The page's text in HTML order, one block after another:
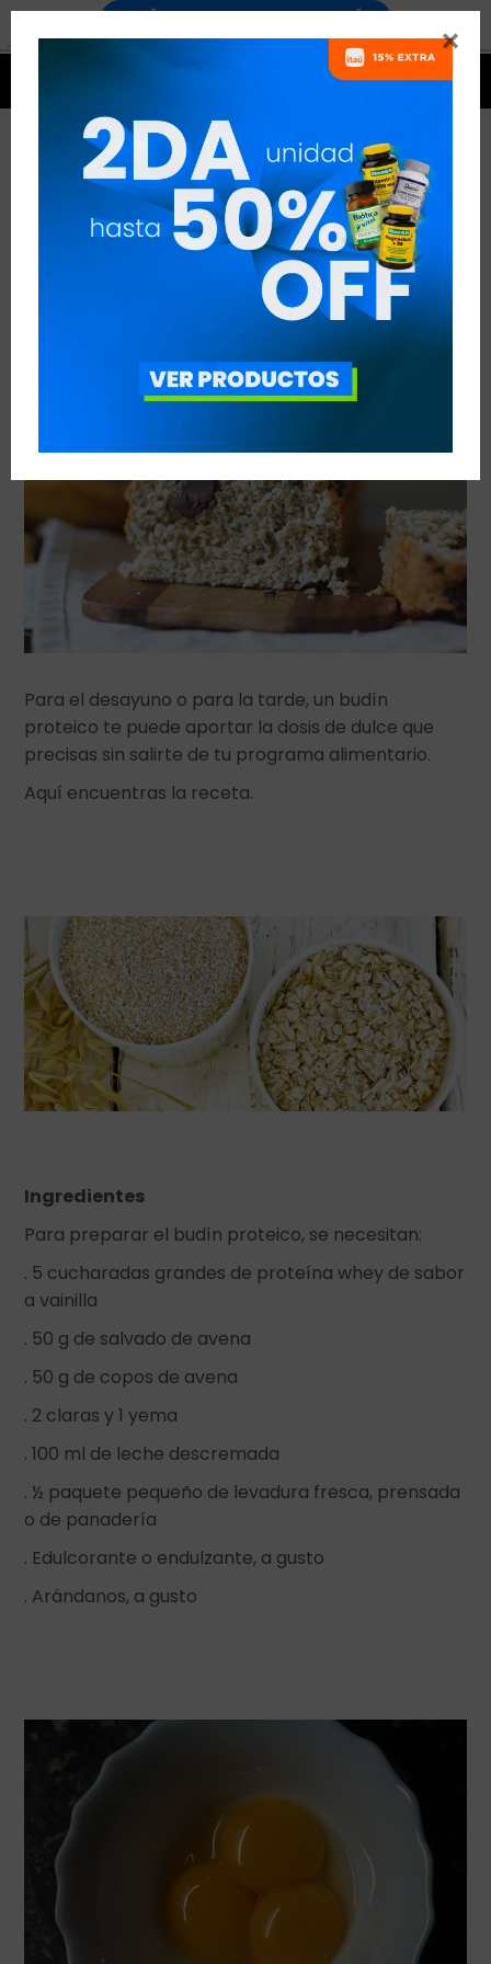

BUDÍN PROTEICO
VER TODAS LAS ENTRADAS
Suplementación
Para el desayuno o para la tarde, un budín
proteico te puede aportar la dosis de dulce que
precisas sin salirte de tu programa alimentario.
Aquí encuentras la receta.
Ingredientes
Para preparar el budín proteico, se necesitan:
. 5 cucharadas grandes de proteína whey de sabor
a vainilla
. 50 g de salvado de avena
. 50 g de copos de avena
. 2 claras y 1 yema
. 100 ml de leche descremada
. ½ paquete pequeño de levadura fresca, prensada
o de panadería
. Edulcorante o endulzante, a gusto
. Arándanos, a gusto